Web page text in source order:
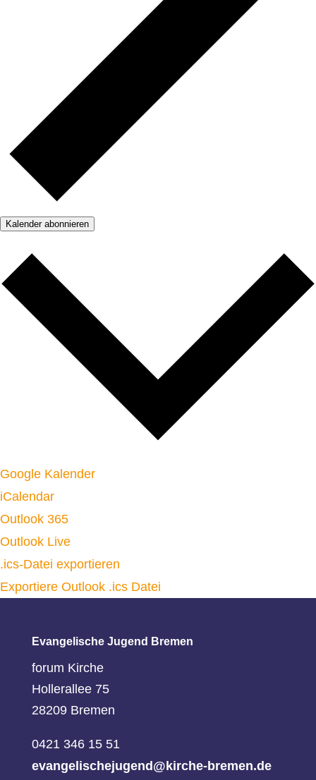
Kalender abonnieren
Google Kalender
iCalendar
Outlook 365
Outlook Live
.ics-Datei exportieren
Exportiere Outlook .ics Datei
Evangelische Jugend Bremen
forum Kirche
Hollerallee 75
28209 Bremen
0421 346 15 51
evangelischejugend@kirche-bremen.de